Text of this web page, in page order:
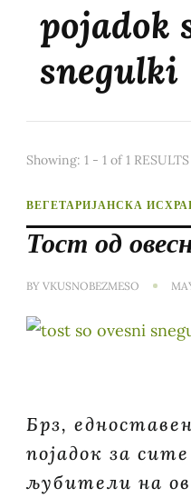
pojadok
snegulki
Showing: 1 - 1 of 1 RESULTS
ВЕГЕТАРИЈАНСКА
Тост од
BY VKUSNOBEZMESO
Брз,
појадок за
љубители на